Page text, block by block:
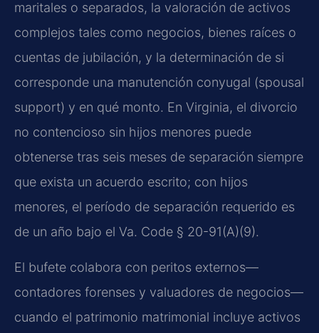
maritales o separados, la valoración de activos
complejos tales como negocios, bienes raíces o
cuentas de jubilación, y la determinación de si
corresponde una manutención conyugal (spousal
support) y en qué monto. En Virginia, el divorcio
no contencioso sin hijos menores puede
obtenerse tras seis meses de separación siempre
que exista un acuerdo escrito; con hijos
menores, el período de separación requerido es
de un año bajo el Va. Code § 20-91(A)(9).
El bufete colabora con peritos externos—
contadores forenses y valuadores de negocios—
cuando el patrimonio matrimonial incluye activos